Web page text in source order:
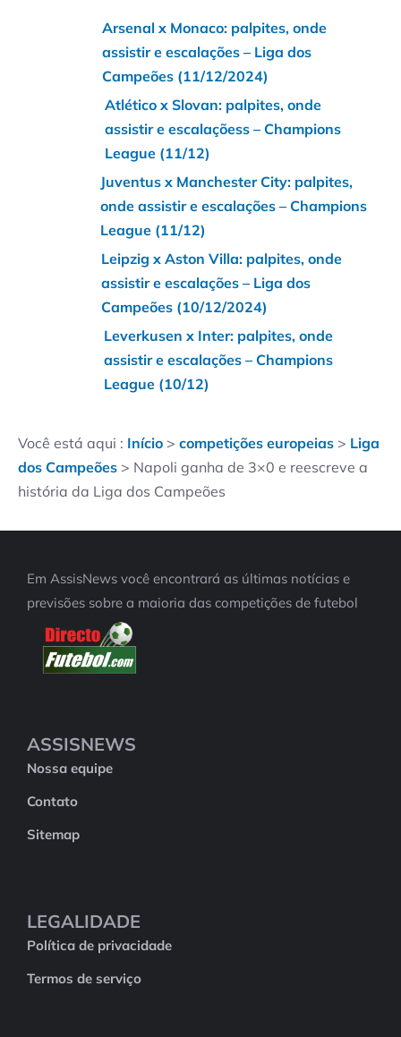
Arsenal x Monaco: palpites, onde
assistir e escalações – Liga dos
Campeões (11/12/2024)
Atlético x Slovan: palpites, onde
assistir e escalaçõess – Champions
League (11/12)
Juventus x Manchester City: palpites,
onde assistir e escalações – Champions
League (11/12)
Leipzig x Aston Villa: palpites, onde
assistir e escalações – Liga dos
Campeões (10/12/2024)
Leverkusen x Inter: palpites, onde
assistir e escalações – Champions
League (10/12)
Você está aqui : Início > competições europeias > Liga
dos Campeões > Napoli ganha de 3×0 e reescreve a
história da Liga dos Campeões
Em AssisNews você encontrará as últimas notícias e
previsões sobre a maioria das competições de futebol
ASSISNEWS
Nossa equipe
Contato
Sitemap
LEGALIDADE
Política de privacidade
Termos de serviço